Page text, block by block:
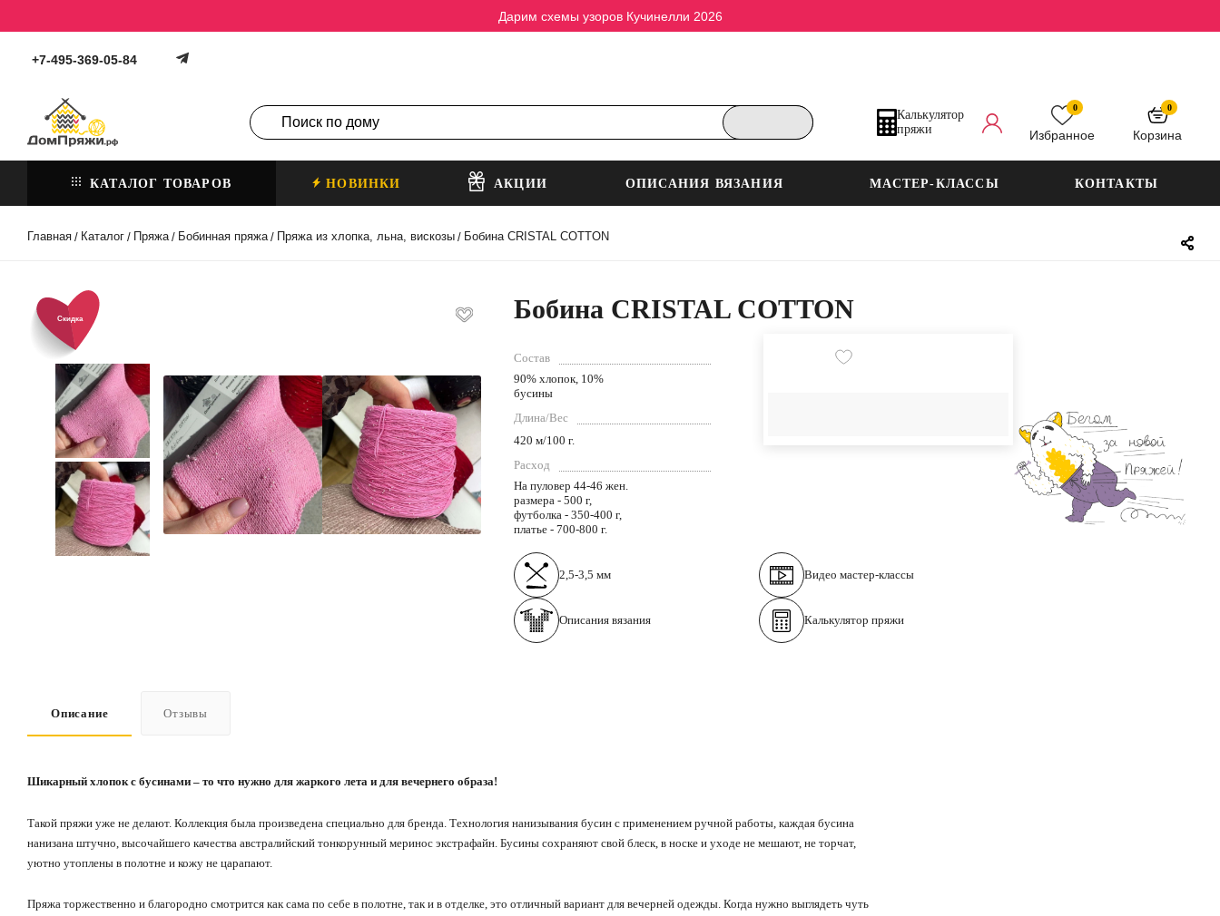
Дарим схемы узоров Кучинелли 2026
+7-495-369-05-84
Калькулятор
пряжи
Избранное
0
Корзина
0
КАТАЛОГ ТОВАРОВ НОВИНКИ АКЦИИ ОПИСАНИЯ ВЯЗАНИЯ МАСТЕР-КЛАССЫ КОНТАКТЫ
Главная / Каталог / Пряжа / Бобинная пряжа / Пряжа из хлопка, льна, вискозы / Бобина CRISTAL COTTON
Скидка Бобина CRISTAL COTTON
Состав
90% хлопок, 10%
бусины
Длина/Вес
420 м/100 г.
Расход
На пуловер 44-46 жен.
размера - 500 г,
футболка - 350-400 г,
платье - 700-800 г.
2,5-3,5 мм Видеомастер-классы
Описания вязания Калькулятор пряжи
Описание Отзывы
Шикарный хлопок с бусинами – то что нужно для жаркого лета и для вечернего образа!
Такой пряжи уже не делают. Коллекция была произведена специально для бренда. Технология нанизывания бусин с применением ручной работы, каждая бусина
нанизана штучно, высочайшего качества австралийский тонкорунный меринос экстрафайн. Бусины сохраняют свой блеск, в носке и уходе не мешают, не торчат,
уютно утоплены в полотне и кожу не царапают.
Пряжа торжественно и благородно смотрится как сама по себе в полотне, так и в отделке, это отличный вариант для вечерней одежды. Когда нужно выглядеть чуть